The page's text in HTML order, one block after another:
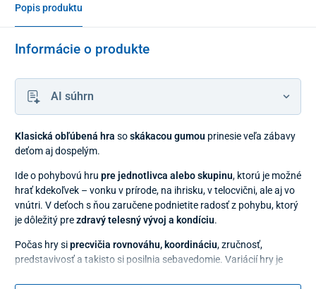
Popis produktu
Informácie o produkte
AI súhrn
Klasická obľúbená hra soskákacou gumou prinesie veľa zábavy
deťom aj dospelým.
Ide o pohybovú hru pre jednotlivca alebo skupinu, ktorú je možné
hrať kdekoľvek – vonku v prírode, na ihrisku, v telocvični, ale aj vo
vnútri. V deťoch s ňou zaručene podnietite radosť z pohybu, ktorý
je dôležitý prezdravý telesný vývoj a kondíciu.
Počas hry siprecvičia rovnováhu, koordináciu, zručnosť,
predstavivosť a takisto si posilnia sebavedomie. Variácií hry je